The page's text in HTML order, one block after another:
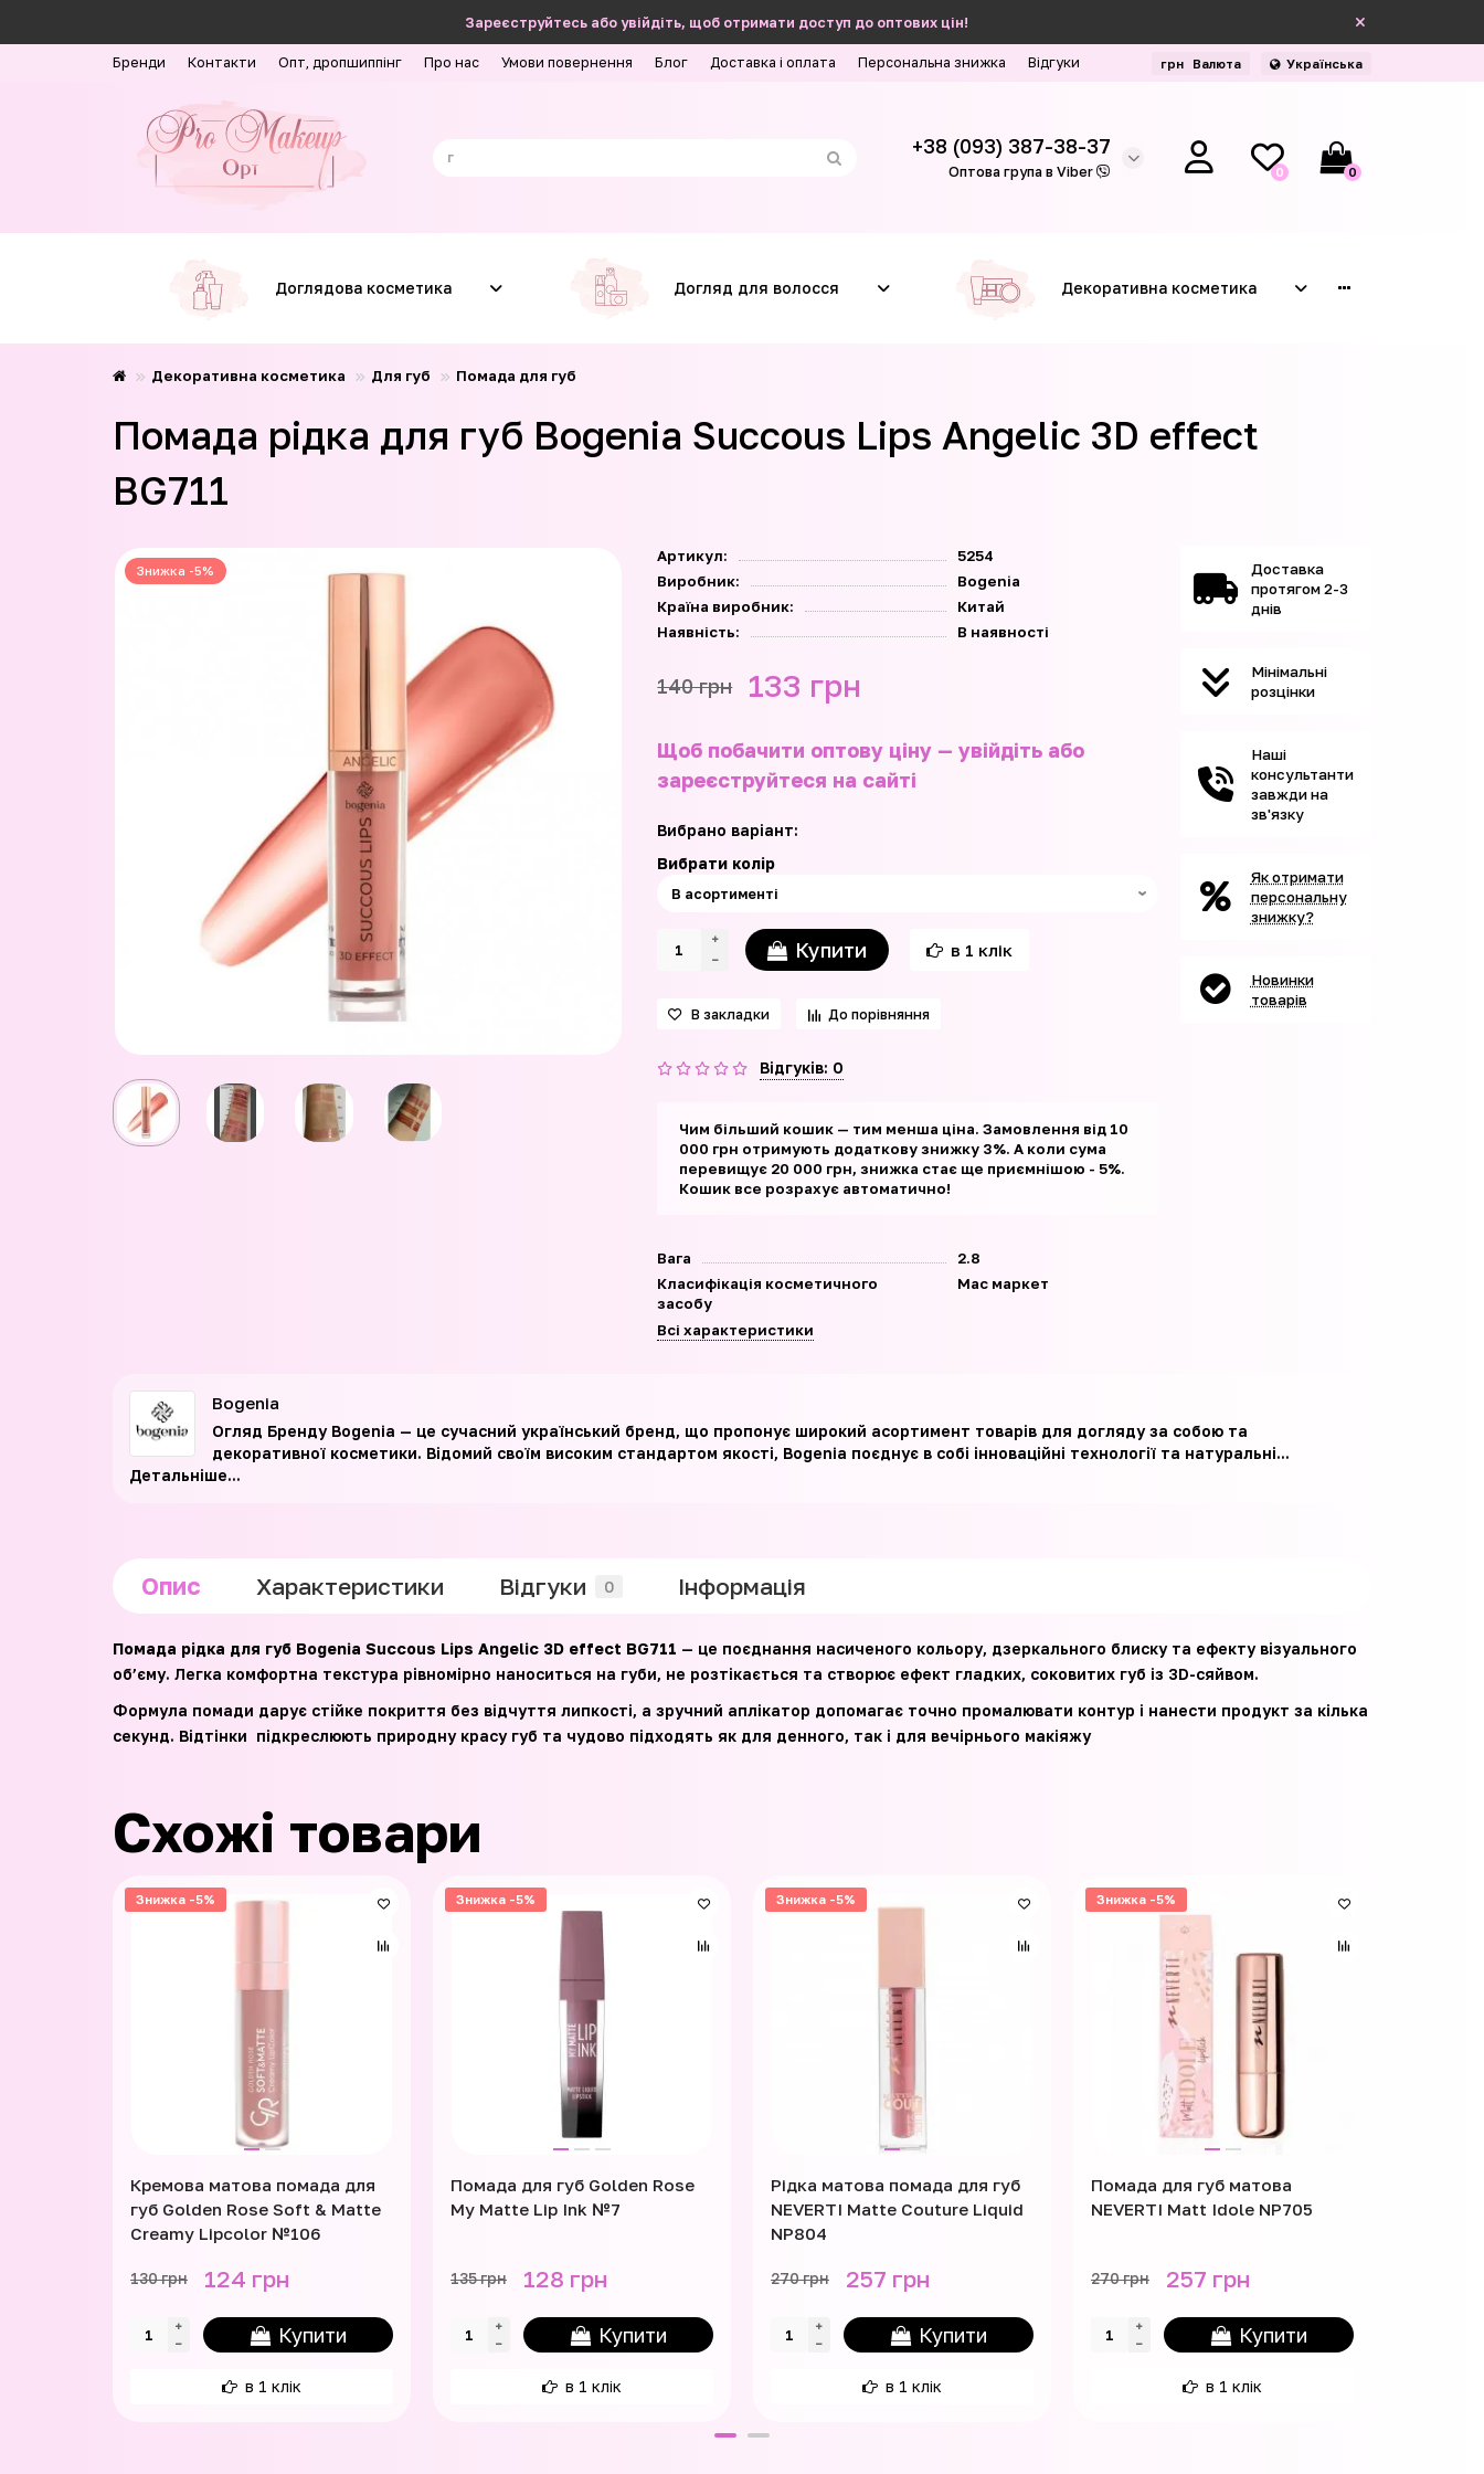
Зареєструйтесь або увійдіть, щоб отримати доступ до оптових цін!
Бренди Контакти Опт, дропшиппінг Про нас Умови повернення Блог Доставка і оплата Персональна знижка Відгуки грн Валюта Українська
+38 (093) 387-38-37
Оптова група в Viber 0 0
Доглядова косметика Догляд для волосся Декоративна косметика
Декоративна косметика Для губ Помада для губ
Помада рідка для губ Bogenia Succous Lips Angelic 3D effect
BG711
Знижка -5%
Артикул:
5254
Виробник:
Bogenia
Країна виробник:
Китай
Наявність:
В наявності
140 грн 133 грн
Щоб побачити оптову ціну — увійдіть або
зареєструйтеся на сайті
Вибрано варіант:
Вибрати колір
Купити в 1 клік
В закладки До порівняння
Відгуків: 0
Чим більший кошик — тим менша ціна. Замовлення від 10
000 грн отримують додаткову знижку 3%. А коли сума
перевищує 20 000 грн, знижка стає ще приємнішою - 5%.
Кошик все розрахує автоматично!
Вага
2.8
Класифікація косметичного
засобу
Мас маркет
Всі характеристики
Доставка
протягом 2-3
днів
Мінімальні
розцінки
Наші
консультанти
завжди на
зв'язку
Як отримати
персональну
знижку?
Новинки
товарів
Bogenia
Огляд Бренду Bogenia — це сучасний український бренд, що пропонує широкий асортимент товарів для догляду за собою та
декоративної косметики. Відомий своїм високим стандартом якості, Bogenia поєднує в собі інноваційні технології та натуральні...
Детальніше...
Опис Характеристики Відгуки 0 Iнформація
Помада рідка для губ Bogenia Succous Lips Angelic 3D effect BG711 — це поєднання насиченого кольору, дзеркального блиску та ефекту візуального
об’єму. Легка комфортна текстура рівномірно наноситься на губи, не розтікається та створює ефект гладких, соковитих губ із 3D-сяйвом.
Формула помади дарує стійке покриття без відчуття липкості, а зручний аплікатор допомагає точно промалювати контур і нанести продукт за кілька
секунд. Відтінки підкреслюють природну красу губ та чудово підходять як для денного, так і для вечірнього макіяжу
Схожі товари
Знижка -5%
Кремова матова помада для
губ Golden Rose Soft & Matte
Creamy Lipcolor №106
130 грн 124 грн
Купити
в 1 клік
Знижка -5%
Помада для губ Golden Rose
My Matte Lip Ink №7
135 грн 128 грн
Купити
в 1 клік
Знижка -5%
Рідка матова помада для губ
NEVERTI Matte Couture Liquid
NP804
270 грн 257 грн
Купити
в 1 клік
Знижка -5%
Помада для губ матова
NEVERTI Matt Idole NP705
270 грн 257 грн
Купити
в 1 клік